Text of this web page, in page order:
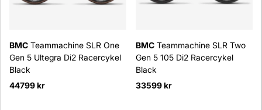
BMC Teammachine SLR One
Gen 5 Ultegra Di2 Racercykel
Black
44799 kr
BMC Teammachine SLR Two
Gen 5 105 Di2 Racercykel
Black
33599 kr